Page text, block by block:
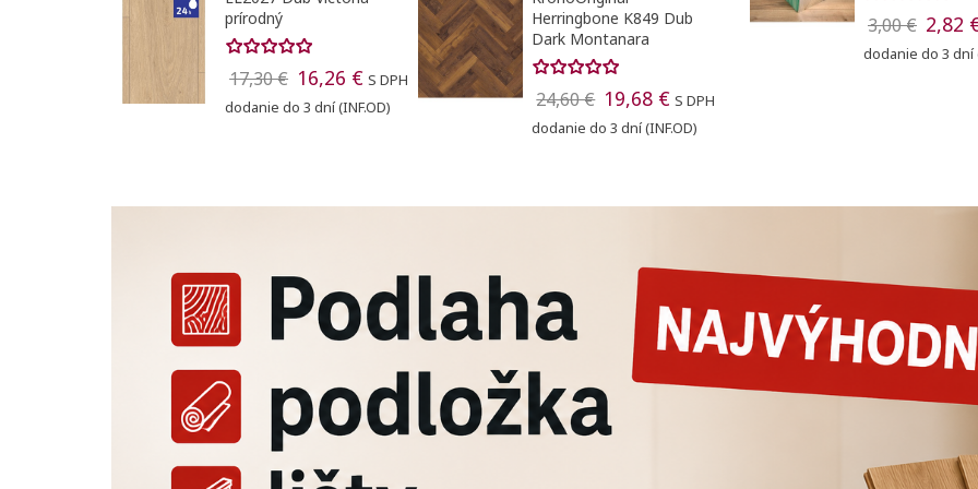
prírodný
17,30 € 16,26 € S DPH
dodanie do 3 dní (INF.OD)
Herringbone K849 Dub
Dark Montanara
24,60 € 19,68 € S DPH
dodanie do 3 dní (INF.OD)
21,50 € 20,86 €
3,00 € 2,82
dodanie do 3 dní